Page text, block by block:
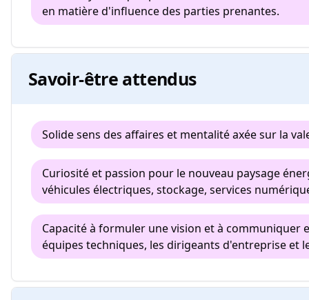
en matière d'influence des parties prenantes.
Savoir-être attendus
Solide sens des affaires et mentalité axée sur la
Curiosité et passion pour le nouveau paysage
véhicules électriques, stockage, services
Capacité à formuler une vision et à communiquer
équipes techniques, les dirigeants d'entreprise et